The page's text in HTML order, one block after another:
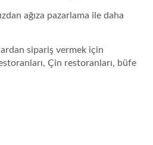
ağıza pazarlama ile daha
sipariş vermek için
Çin restoranları, büfe